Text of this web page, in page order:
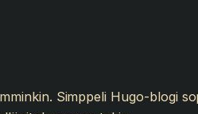
Simppeli Hugo-blogi